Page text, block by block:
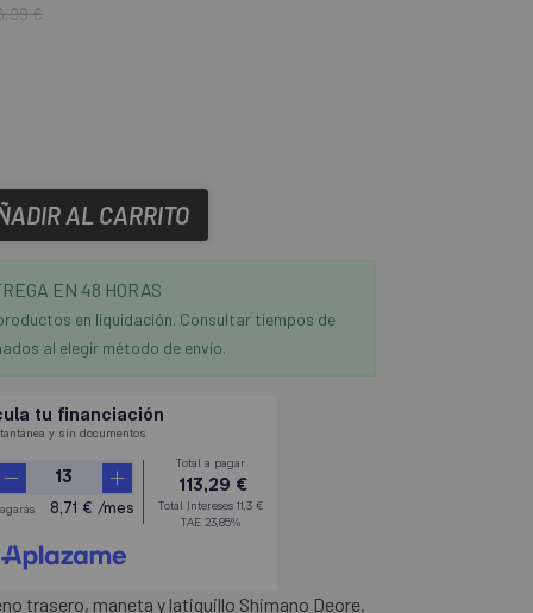
€
AL CARRITO
EN 48 HORAS
en liquidación. Consultar tiempos de
al elegir método de envío.
trasero, maneta y latiguillo Shimano Deore.